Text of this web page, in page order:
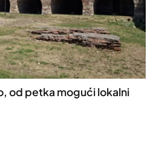
od petka mogući lokalni